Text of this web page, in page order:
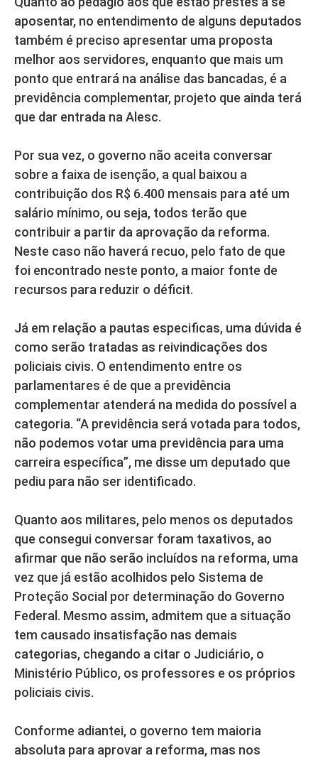
aposentar, no entendimento de alguns deputados
também é preciso apresentar uma proposta
melhor aos servidores, enquanto que mais um
ponto que entrará na análise das bancadas, é a
previdência complementar, projeto que ainda terá
que dar entrada na Alesc.
Por sua vez, o governo não aceita conversar
sobre a faixa de isenção, a qual baixou a
contribuição dos R$ 6.400 mensais para até um
salário mínimo, ou seja, todos terão que
contribuir a partir da aprovação da reforma.
Neste caso não haverá recuo, pelo fato de que
foi encontrado neste ponto, a maior fonte de
recursos para reduzir o déficit.
Já em relação a pautas especificas, uma dúvida é
como serão tratadas as reivindicações dos
policiais civis. O entendimento entre os
parlamentares é de que a previdência
complementar atenderá na medida do possível a
categoria. “A previdência será votada para todos,
não podemos votar uma previdência para uma
carreira específica”, me disse um deputado que
pediu para não ser identificado.
Quanto aos militares, pelo menos os deputados
que consegui conversar foram taxativos, ao
afirmar que não serão incluídos na reforma, uma
vez que já estão acolhidos pelo Sistema de
Proteção Social por determinação do Governo
Federal. Mesmo assim, admitem que a situação
tem causado insatisfação nas demais
categorias, chegando a citar o Judiciário, o
Ministério Público, os professores e os próprios
policiais civis.
Conforme adiantei, o governo tem maioria
absoluta para aprovar a reforma, mas nos